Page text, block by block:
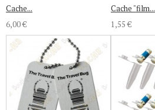
Cache...
6,00 €
Cache "film...
1,55 €